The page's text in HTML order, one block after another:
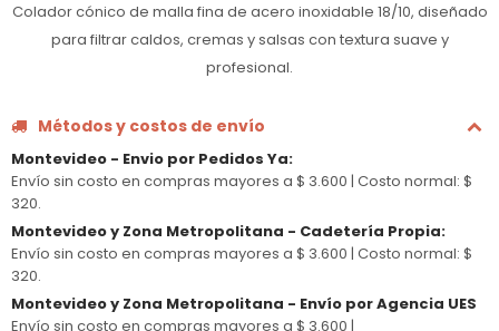
Colador cónico de malla fina de acero inoxidable 18/10, diseñado
para filtrar caldos, cremas y salsas con textura suave y
profesional.
Métodos y costos de envío
Montevideo - Envio por Pedidos Ya:
Envío sin costo en compras mayores a $ 3.600 | Costo normal: $
320.
Montevideo y Zona Metropolitana - Cadetería Propia:
Envío sin costo en compras mayores a $ 3.600 | Costo normal: $
320.
Montevideo y Zona Metropolitana - Envío por Agencia UES
Envío sin costo en compras mayores a $ 3.600 |